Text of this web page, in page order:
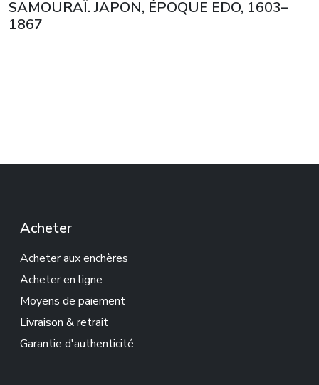
SAMOURAÏ. JAPON, ÉPOQUE EDO, 1603–
1867
Acheter
Acheter aux enchères
Acheter en ligne
Moyens de paiement
Livraison & retrait
Garantie d'authenticité